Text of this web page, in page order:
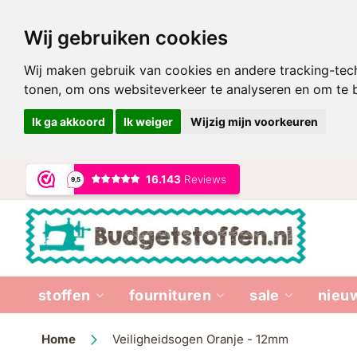
Wij gebruiken cookies
Wij maken gebruik van cookies en andere tracking-
tonen, om ons websiteverkeer te analyseren en om
Ik ga akkoord Ik weiger Wijzig mijn voorkeuren
Ga
naar
de
inhoud
stoffen fournituren sale
Home Veiligheidsogen Oranje - 12mm